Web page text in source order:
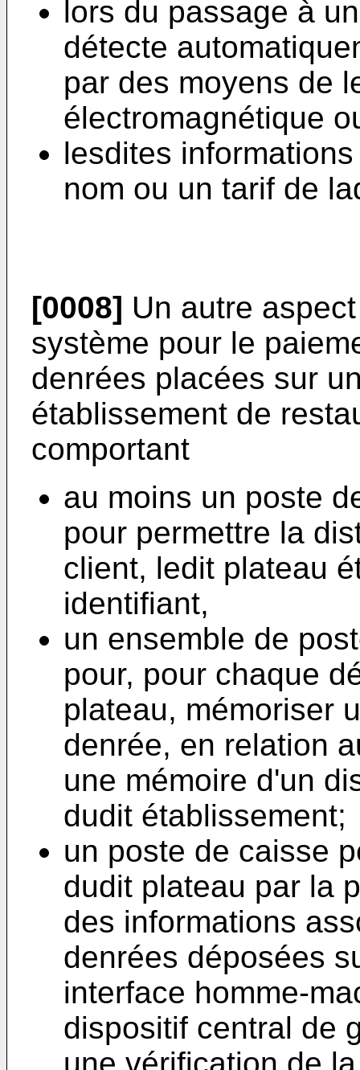
lors du passage à
détecte
par des moyens de
électromagnétique
lesdites
nom ou un tarif de
[0008] Un autre
système pour le
denrées placées sur
établissement de
comportant
au moins un poste
pour permettre la
client, ledit plateau
identifiant,
un ensemble de
pour, pour chaque
plateau, mémoriser
denrée, en relation
une mémoire d'un
dudit établissement;
un poste de caisse
dudit plateau par la
des informations
denrées déposées
interface homme-
dispositif central de